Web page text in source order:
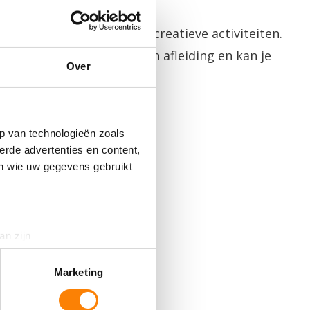
Over
van technologieën zoals
advertenties en content,
wie uw gegevens gebruikt
zijn
detailgedeeltein. U kunt uw
Marketing
kop koffie of thee en creatieve activiteiten.
geeft je ontspanning en afleiding en kan je
jouw herstel.
06 - 4627 3614